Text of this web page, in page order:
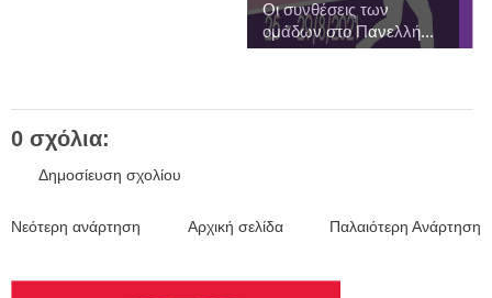
Οι συνθέσεις των
ομάδων στο Πανελλή...
0 σχόλια:
Δημοσίευση σχολίου
Νεότερη ανάρτηση Παλαιότερη Ανάρτηση
Αρχική σελίδα